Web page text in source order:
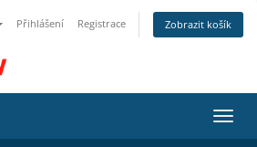
Přihlášení Registrace Zobrazit košík